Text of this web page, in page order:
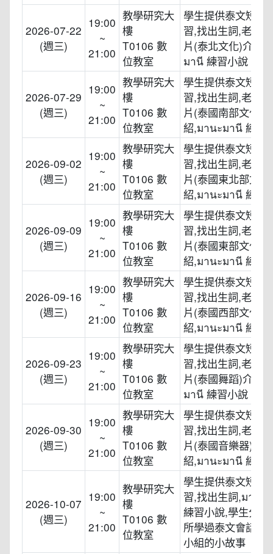
2026-07-22
(週三)
19:00
~
21:00
教學研究大
樓
T0106 數
位教室
學生提供泰文短影
習,找出生詞,老師
片(泰北文化)介紹,
มานี 練習小說
2026-07-29
(週三)
19:00
~
21:00
教學研究大
樓
T0106 數
位教室
學生提供泰文短影
習,找出生詞,老師
片(泰國南部文化)介
紹,มานะมานี 練習
2026-09-02
(週三)
19:00
~
21:00
教學研究大
樓
T0106 數
位教室
學生提供泰文短影
習,找出生詞,老師
片(泰國東北部文化
紹,มานะมานี 練習
2026-09-09
(週三)
19:00
~
21:00
教學研究大
樓
T0106 數
位教室
學生提供泰文短影
習,找出生詞,老師
片(泰國東部文化)介
紹,มานะมานี 練習
2026-09-16
(週三)
19:00
~
21:00
教學研究大
樓
T0106 數
位教室
學生提供泰文短影
習,找出生詞,老師
片(泰國西部文化)介
紹,มานะมานี 練習
2026-09-23
(週三)
19:00
~
21:00
教學研究大
樓
T0106 數
位教室
學生提供泰文短影
習,找出生詞,老師
片(泰國舞蹈)介紹,
มานี 練習小說
2026-09-30
(週三)
19:00
~
21:00
教學研究大
樓
T0106 數
位教室
學生提供泰文短影
習,找出生詞,老師
片(泰國音樂器)介
紹,มานะมานี 練習
2026-10-07
(週三)
19:00
~
21:00
教學研究大
樓
T0106 數
位教室
學生提供泰文短影
習,找出生詞,มานะ
練習小說,學生分組
所學過泰文會話做
小組的小故事